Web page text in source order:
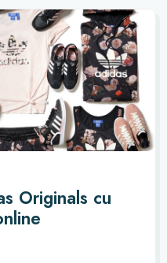
Originals cu